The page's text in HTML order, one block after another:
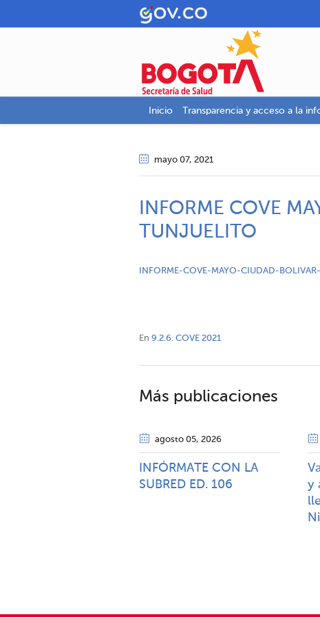
Inicio Transparencia y acceso a la
mayo 07, 2021
INFORME COVE
TUNJUELITO
INFORME-COVE-MAYO-CIUDAD-
En 9.2.6. COVE 2021
Más publicaciones
agosto 05, 2026
INFÓRMATE CON LA
SUBRED ED. 106
y